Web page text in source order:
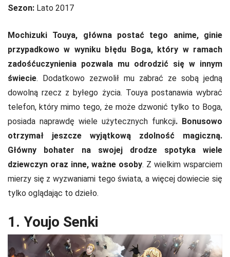
Sezon: Lato 2017
Mochizuki Touya, główna postać tego anime, ginie
przypadkowo w wyniku błędu Boga, który w ramach
zadośćuczynienia pozwala mu odrodzić się w innym
świecie. Dodatkowo zezwolił mu zabrać ze sobą jedną
dowolną rzecz z byłego życia. Touya postanawia wybrać
telefon, który mimo tego, że może dzwonić tylko to Boga,
posiada naprawdę wiele użytecznych funkcji. Bonusowo
otrzymał jeszcze wyjątkową zdolność magiczną.
Główny bohater na swojej drodze spotyka wiele
dziewczyn oraz inne, ważne osoby. Z wielkim wsparciem
mierzy się z wyzwaniami tego świata, a więcej dowiecie się
tylko oglądając to dzieło.
1. Youjo Senki